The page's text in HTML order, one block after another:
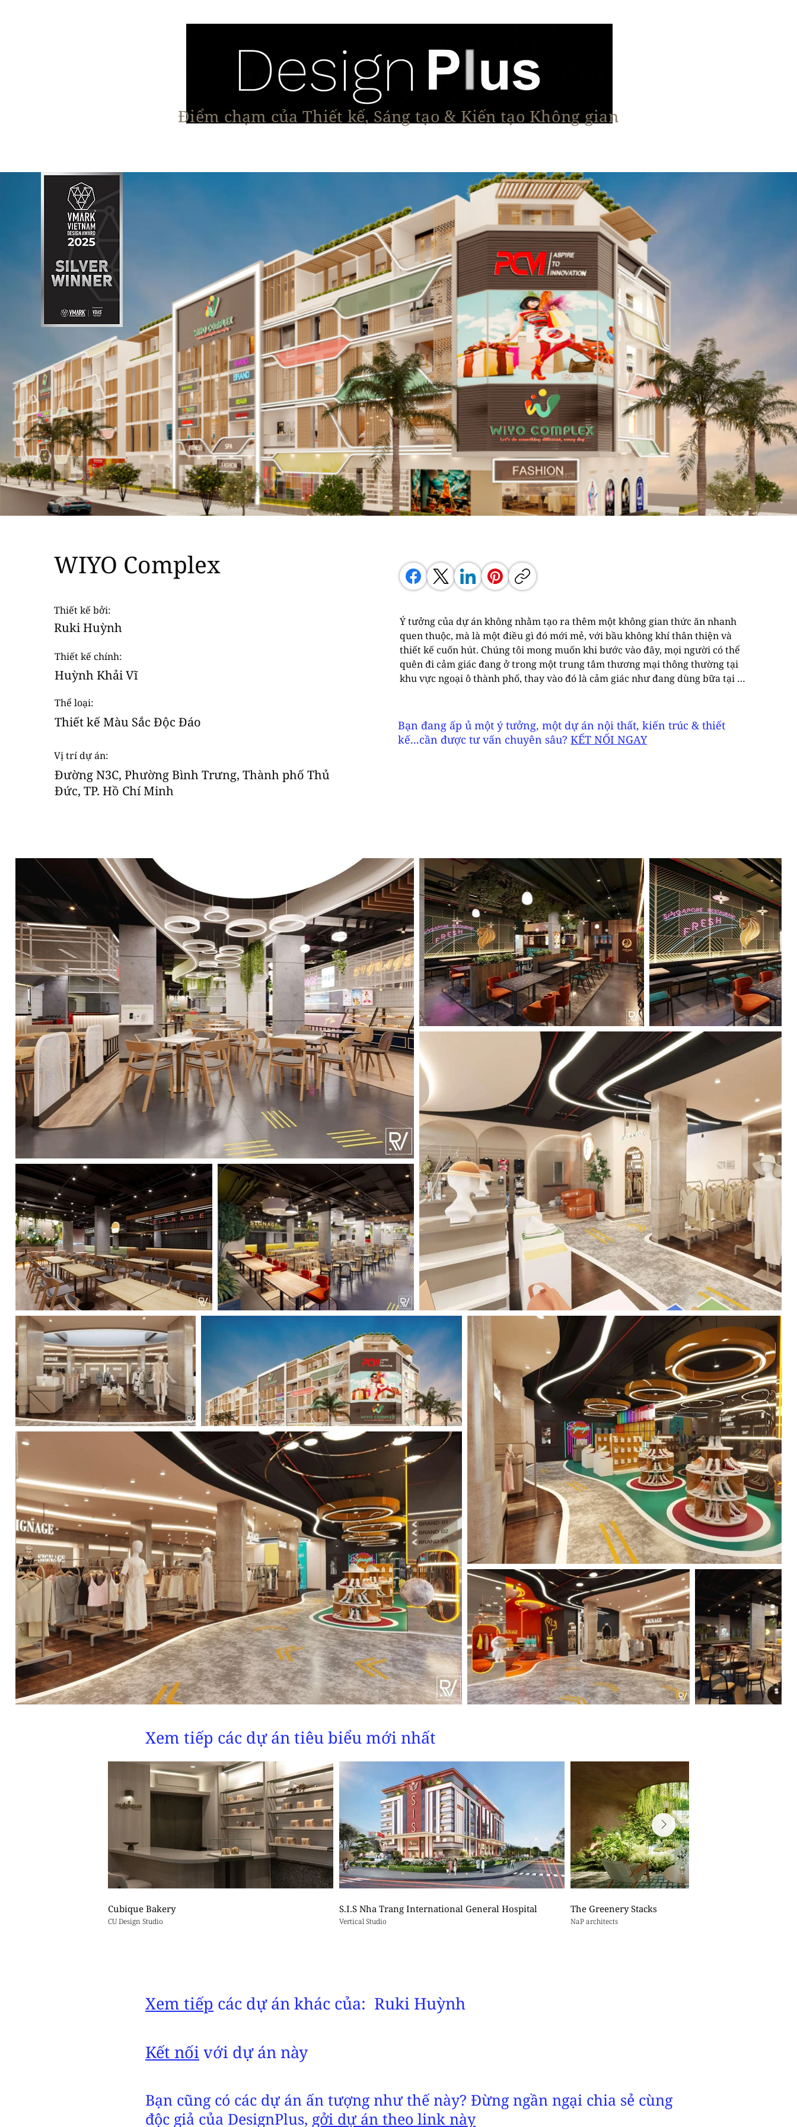
Điểm chạm của Thiết kế, Sáng tạo & Kiến tạo Không gian
WIYO Complex
Thiết kế bởi:
Ruki Huỳnh
Thiết kế chính:
Huỳnh Khải Vĩ
Thể loại:
Thiết kế Màu Sắc Độc Đáo
Vị trí dự án:
Đường N3C, Phường Bình Trưng, Thành phố Thủ
Đức, TP. Hồ Chí Minh
Ý tưởng của dự án không nhằm tạo ra thêm một không gian thức ăn nhanh
quen thuộc, mà là một điều gì đó mới mẻ, với bầu không khí thân thiện và
thiết kế cuốn hút. Chúng tôi mong muốn khi bước vào đây, mọi người có thể
quên đi cảm giác đang ở trong một trung tâm thương mại thông thường tại
khu vực ngoại ô thành phố, thay vào đó là cảm giác như đang dùng bữa tại
những người yêu ẩm thực địa phương – vì vậy toàn bộ không gian được chia
thành hai khu vực, nhưng đối với khách tham quan, sự chuyển tiếp này gần
như liền mạch và không bị ngắt quãng.
Bạn đang ấp ủ một ý tưởng, một dự án nội thất, kiến trúc & thiết
kế...cần được tư vấn chuyên sâu?KẾT NỐI NGAY
Xem tiếp các dự án tiêu biểu mới nhất
Cubique Bakery
CU Design Studio
S.I.S Nha Trang International General Hospital
Vertical Studio
The Greenery Stacks
NaP architects
Xem tiếp các dự án khác của: Ruki Huỳnh
Kết nốivới dự án này
Bạn cũng có các dự án ấn tượng như thế này? Đừng ngần ngại chia sẻ cùng
độc giả của DesignPlus, gởi dự án theo link này